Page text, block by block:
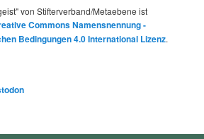
von Stifterverband/Metaebene ist
Commons Namensnennung -
Bedingungen 4.0 International Lizenz.